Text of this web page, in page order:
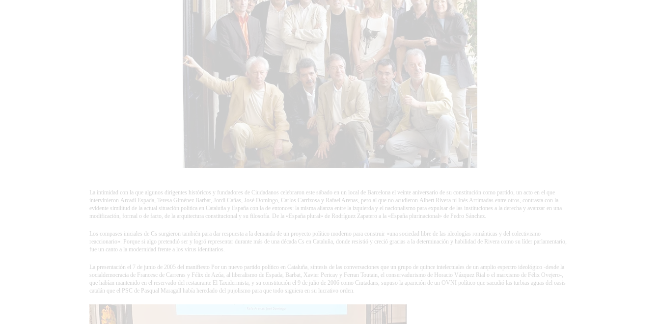
La intimidad con la que algunos dirigentes históricos y fundadores de Ciudadanos celebraron este sábado en un local de Barcelona el veinte aniversario de su constitución como partido, un acto en el que
intervinieron Arcadi Espada, Teresa Giménez Barbat, Jordi Cañas, José Domingo, Carlos Carrizosa y Rafael Arenas, pero al que no acudieron Albert Rivera ni Inés Arrimadas entre otros, contrasta con la
evidente similitud de la actual situación política en Cataluña y España con la de entonces: la misma alianza entre la izquierda y el nacionalismo para expulsar de las instituciones a la derecha y avanzar en una
modificación, formal o de facto, de la arquitectura constitucional y su filosofía. De la «España plural» de Rodríguez Zapatero a la «España plurinacional» de Pedro Sánchez.
Los compases iniciales de Cs surgieron también para dar respuesta a la demanda de un proyecto político moderno para construir «una sociedad libre de las ideologías románticas y del colectivismo
reaccionario». Porque si algo pretendió ser y logró representar durante más de una década Cs en Cataluña, donde resistió y creció gracias a la determinación y habilidad de Rivera como su líder parlamentario,
fue un canto a la modernidad frente a los virus identitarios.
La presentación el 7 de junio de 2005 del manifiesto Por un nuevo partido político en Cataluña, síntesis de las conversaciones que un grupo de quince intelectuales de un amplio espectro ideológico -desde la
socialdemocracia de Francesc de Carreras y Félix de Azúa, al liberalismo de Espada, Barbat, Xavier Pericay y Ferran Toutain, el conservadurismo de Horacio Vázquez Rial o el marxismo de Félix Ovejero-,
que habían mantenido en el reservado del restaurante El Taxidermista, y su constitución el 9 de julio de 2006 como Ciutadans, supuso la aparición de un OVNI político que sacudió las turbias aguas del oasis
catalán que el PSC de Pasqual Maragall había heredado del pujolismo para que todo siguiera en su lucrativo orden.